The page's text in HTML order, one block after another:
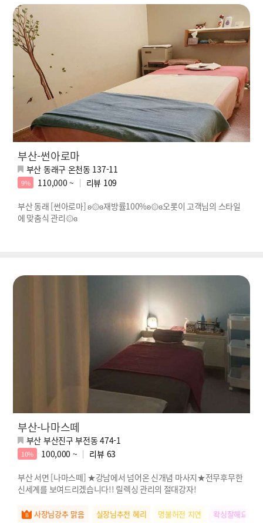
부산-썬아로마
부산 동래구 온천동 137-11
9% 110,000 ~ 리뷰 109
부산 동래 [썬아로마] ʚ۞ɞ재방률100%ʚ۞ɞ오롯이 고객님의 스타일
에 맞춤식 관리۞ɞ
부산-나마스떼
부산 부산진구 부전동 474-1
10% 100,000 ~ 리뷰 63
부산 서면 [나마스떼] ★강남에서 넘어온 신개념 마사지★전무후무한
신세계를 보여드리겠습니다!! 릴렉싱 관리의 절대강자!
사장님강추 맑음 실장님추천 혜리 명불허전 지연 왁싱잘해요 청아